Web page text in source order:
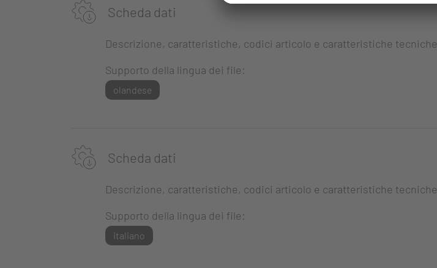
Scheda dati
Descrizione, caratteristiche, codici articolo e caratteristiche tecniche
Supporto della lingua dei file:
olandese
Scheda dati
Descrizione, caratteristiche, codici articolo e caratteristiche tecniche
Supporto della lingua dei file:
italiano